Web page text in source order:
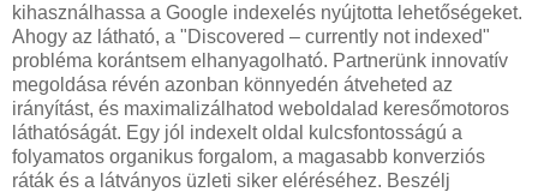
kihasználhassa a Google indexelés nyújtotta lehetőségeket.
Ahogy az látható, a "Discovered – currently not indexed"
probléma korántsem elhanyagolható. Partnerünk innovatív
megoldása révén azonban könnyedén átveheted az
irányítást, és maximalizálhatod weboldalad keresőmotoros
láthatóságát. Egy jól indexelt oldal kulcsfontosságú a
folyamatos organikus forgalom, a magasabb konverziós
ráták és a látványos üzleti siker eléréséhez. Beszélj